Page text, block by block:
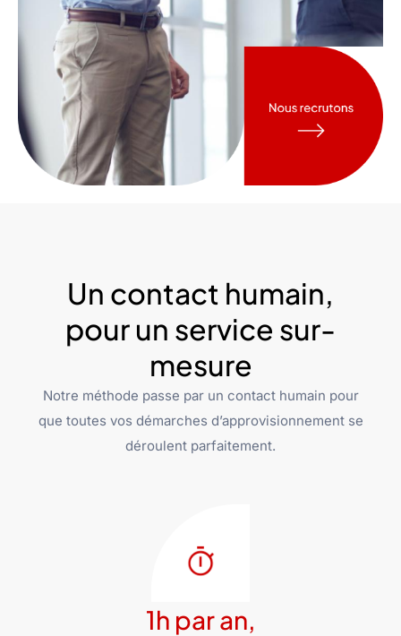
Un contact humain,
pour un service sur-
mesure
Notre méthode passe par un contact humain pour
que toutes vos démarches d’approvisionnement se
déroulent parfaitement.
1h par an,